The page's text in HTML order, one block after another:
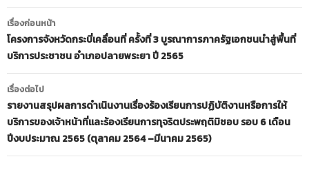
เมนู
นำทาง
เรื่อง
เรื่องก่อนหน้า
โครงการจังหวัดกระบี่เคลื่อนที่ ครั้งที่ 3 บูรณาการภาครัฐเอกชนนำสู่พื้นที่
บริการประชาชน อำเภอปลายพระยา ปี 2565
เรื่องต่อไป
รายงานสรุปผลการดำเนินงานเรื่องร้องเรียนการปฏิบัติงานหรือการให้
บริการของเจ้าหน้าที่และร้องเรียนการทุจริตประพฤติมิชอบ รอบ 6 เดือน
ปีงบประมาณ 2565 (ตุลาคม 2564 –มีนาคม 2565)